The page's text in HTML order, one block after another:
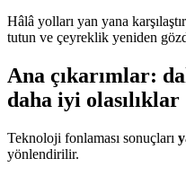
Hâlâ yolları yan yana
tutun ve çeyreklik yeniden
Ana çıkarımlar:
daha iyi olasılıklar
Teknoloji fonlaması sonuçları
yönlendirilir.